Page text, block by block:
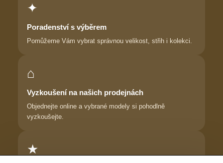
✦
Poradenství s výběrem
Pomůžeme Vám vybrat správnou velikost, střih i kolekci.
⌂
Vyzkoušení na našich prodejnách
Objednejte online a vybrané modely si pohodlně
vyzkoušejte.
★